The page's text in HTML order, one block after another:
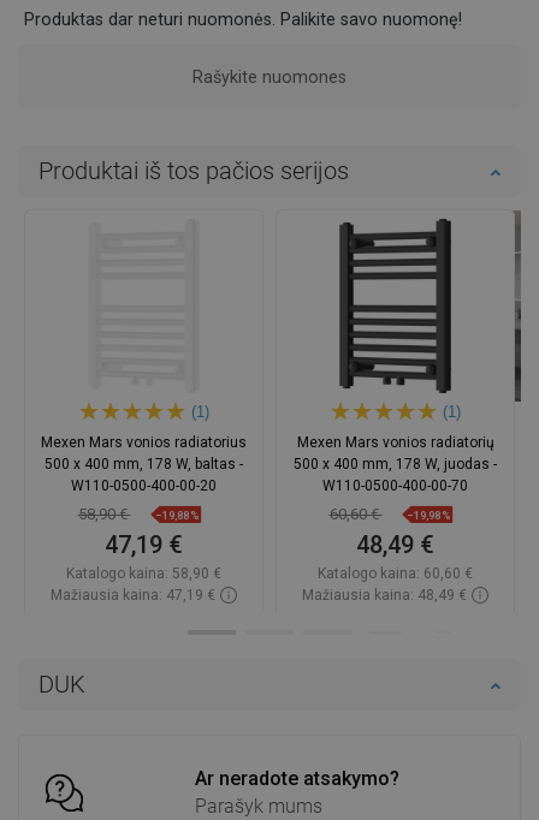
DUK
Ar neradote atsakymo?
Parašyk mums
Produktas dar neturi nuomonės. Palikite savo nuomonę!
Rašykite nuomones
Produktai iš tos pačios serijos
(1)
Mexen Mars vonios radiatorius
500 x 400 mm, 178 W, baltas -
W110-0500-400-00-20
58,90 € −19,88%
47,19 €
Katalogo kaina: 58,90 €
Mažiausia kaina: 47,19 €
(1)
Mexen Mars vonios radiatorių
500 x 400 mm, 178 W, juodas -
W110-0500-400-00-70
60,60 € −19,98%
48,49 €
Katalogo kaina: 60,60 €
Mažiausia kaina: 48,49 €